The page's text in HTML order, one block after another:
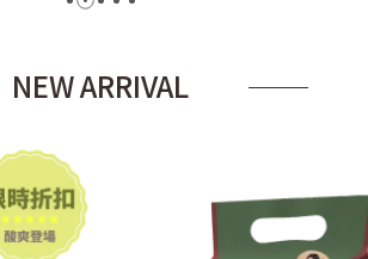
NEW ARRIVAL